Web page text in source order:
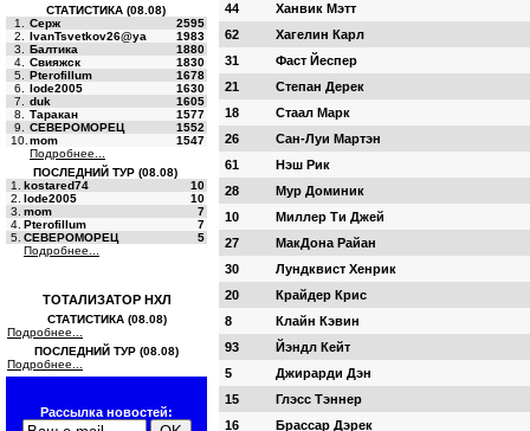
СТАТИСТИКА (08.08)
1.
Серж
2595
2.
IvanTsvetkov26@ya
1983
3.
Балтика
1880
4.
Свияжск
1830
5.
Pterofillum
1678
6.
lode2005
1630
7.
duk
1605
8.
Таракан
1577
9.
СЕВЕРОМОРЕЦ
1552
10. mom
1547
Подробнее...
ПОСЛЕДНИЙ ТУР (08.08)
1.
kostared74
10
2. lode2005
10
3. mom
7
4. Pterofillum
7
5. СЕВЕРОМОРЕЦ
5
Подробнее...
ТОТАЛИЗАТОР НХЛ
СТАТИСТИКА (08.08)
Подробнее...
ПОСЛЕДНИЙ ТУР (08.08)
Подробнее...
Рассылка новостей:
44
Ханвик Мэтт
62
Хагелин Карл
31
Фаст Йеспер
21
Степан Дерек
18
Стаал Марк
26
Сан-Луи Мартэн
61
Нэш Рик
28
Мур Доминик
10
Миллер Ти Джей
27
МакДона Райан
30
Лундквист Хенрик
20
Крайдер Крис
8
Клайн Кэвин
93
Йэндл Кейт
5
Джирарди Дэн
15
Глэсс Тэннер
16
Брассар Дэрек